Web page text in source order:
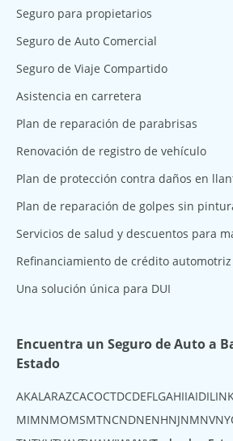
Seguro para propietarios
Seguro de Auto Comercial
Seguro de Viaje Compartido
Asistencia en carretera
Plan de reparación de parabrisas
Renovación de registro de vehículo
Plan de protección contra daños en
Plan de reparación de golpes sin
Servicios de salud y descuentos para
Refinanciamiento de crédito automotriz
Una solución única para DUI
Encuentra un Seguro de Auto a
Estado
AKALARAZCACOCTDCDEFLGAHIIAIDILIN
MIMNMOMSMTNCNDNENHNJNMNVNY